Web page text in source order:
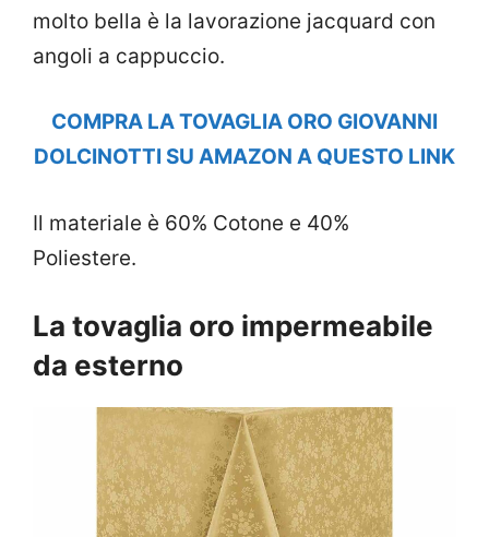
molto bella è la lavorazione jacquard con
angoli a cappuccio.
COMPRA LA TOVAGLIA ORO GIOVANNI
DOLCINOTTI SU AMAZON A QUESTO LINK
Il materiale è 60% Cotone e 40%
Poliestere.
La tovaglia oro impermeabile
da esterno